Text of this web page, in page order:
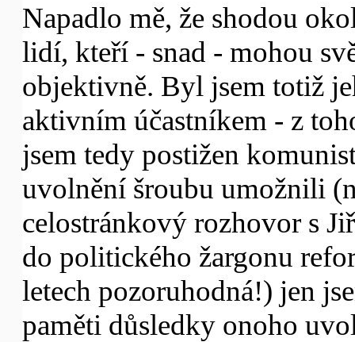
Napadlo mě, že shodou
lidí, kteří - snad - mohou
objektivně. Byl jsem totiž
aktivním účastníkem - z
jsem tedy postižen
uvolnění šroubu umožnili
celostránkový rozhovor s
do politického žargonu
letech pozoruhodná!) jen
paměti důsledky onoho